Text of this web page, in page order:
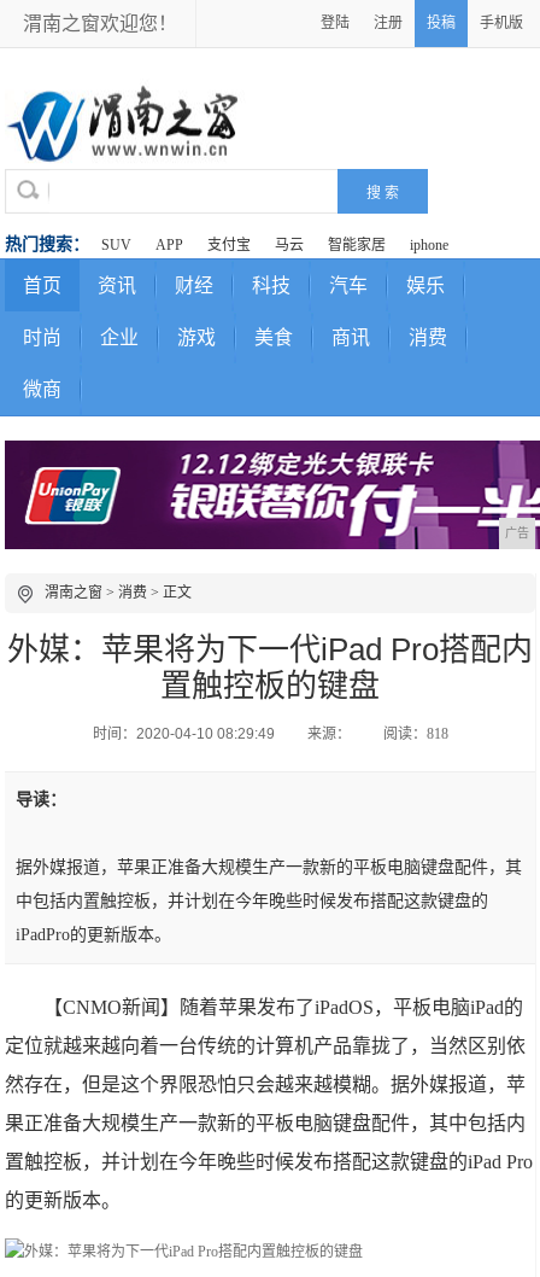
渭南之窗欢迎您！ 登陆 注册 投稿 手机版
热门搜索： SUV APP 支付宝 马云 智能家居 iphone
首页 资讯 财经 科技 汽车 娱乐
时尚 企业 游戏 美食 商讯 消费
微商
广告
渭南之窗 >消费 > 正文
外媒：苹果将为下一代iPad Pro搭配内
置触控板的键盘
时间：2020-04-10 08:29:49 来源： 阅读：818
导读：
据外媒报道，苹果正准备大规模生产一款新的平板电脑键盘配件，其
中包括内置触控板，并计划在今年晚些时候发布搭配这款键盘的
iPadPro的更新版本。
【CNMO新闻】随着苹果发布了iPadOS，平板电脑iPad的
定位就越来越向着一台传统的计算机产品靠拢了，当然区别依
然存在，但是这个界限恐怕只会越来越模糊。据外媒报道，苹
果正准备大规模生产一款新的平板电脑键盘配件，其中包括内
置触控板，并计划在今年晚些时候发布搭配这款键盘的iPad Pro
的更新版本。